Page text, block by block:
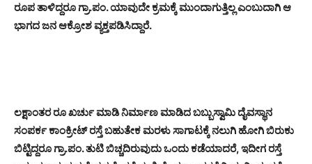
ರೂಪ ತಾಳಿದ್ದರೂ ಗ್ರಾ.ಪಂ. ಯಾವುದೇ ಕ್ರಮಕ್ಕೆ ಮುಂದಾಗುತ್ತಿಲ್ಲ ಎಂಬುದಾಗಿ ಆ
ಭಾಗದ ಜನ ಆಕ್ರೋಶ ವ್ಯಕ್ತಪಡಿಸಿದ್ದಾರೆ.
ಲಕ್ಷಾಂತರ ರೂ ಖರ್ಚು ಮಾಡಿ ನಿರ್ಮಾಣ ಮಾಡಿದ ಬಬ್ಬುಸ್ವಾಮಿ ದೈವಸ್ಥಾನ
ಸಂಪರ್ಕ ಕಾಂಕ್ರೀಟ್ ರಸ್ತೆ ಬಹುತೇಕ ಮರಳು ಸಾಗಾಟಕ್ಕೆ ನಲುಗಿ ಹೋಗಿ ಬಿರುಕು
ಬಿಟ್ಟಿದ್ದರೂ ಗ್ರಾ.ಪಂ. ತುಟಿ ಬಿಚ್ಚದಿರುವುದು ಒಂದು ಕಡೆಯಾದರೆ, ಇದೀಗ ರಸ್ತೆ